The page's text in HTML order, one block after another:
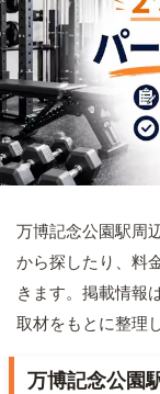
万博記念公園駅周
から探したり、料
きます。掲載情報
取材をもとに整理
万博記念公園